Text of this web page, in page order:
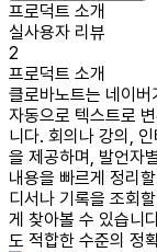
프로덕트 소개
실사용자 리뷰
2
프로덕트 소개
클로바노트는 네이
자동으로 텍스트로
니다. 회의나 강의,
을 제공하며, 발언자
내용을 빠르게 정리
디서나 기록을 조회
게 찾아볼 수 있습니
도 적합한 수준의 정